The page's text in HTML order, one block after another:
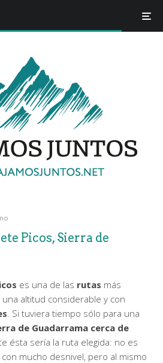
Picos, Sierra de
es una de las rutas más
una altitud considerable y con
. Si tuviera tiempo sólo para una
de Guadarrama cerca de
ésta sería la ruta elegida: no es
mucho desnivel, pero al mismo